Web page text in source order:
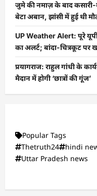
जुमे की नमाज़ के बाद कसारी-
बेटा अबान, झांसी में हुई थी
UP Weather Alert: पूरे
का अलर्ट; बांदा-चित्रकूट पर
प्रयागराज: राहुल गांधी के
मैदान में होगी ‘छात्रों की गूंज’
Popular Tags
Thetruth24
hindi
Uttar Pradesh news